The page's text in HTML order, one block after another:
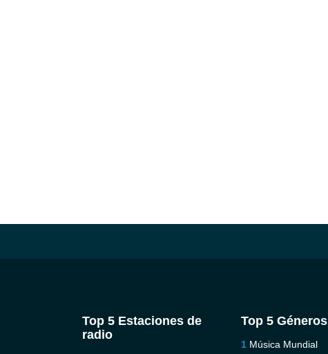
Top 5 Estaciones de
radio
Top 5 Géneros
Música Mundial